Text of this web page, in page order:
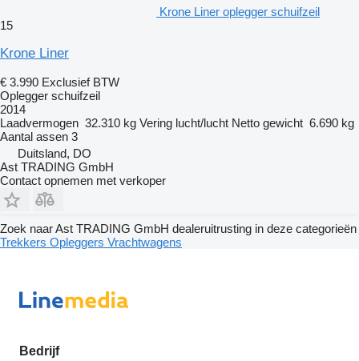
Krone Liner oplegger schuifzeil
15
Krone Liner
€ 3.990 Exclusief BTW
Oplegger schuifzeil
2014
Laadvermogen 32.310 kg Vering lucht/lucht Netto gewicht 6.690 kg
Aantal assen 3
Duitsland, DO
Ast TRADING GmbH
Contact opnemen met verkoper
Zoek naar Ast TRADING GmbH dealeruitrusting in deze categorieën
Trekkers Opleggers Vrachtwagens
Bedrijf